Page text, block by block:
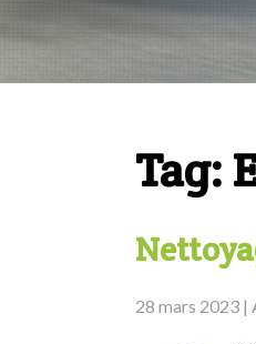
Tag:
28 mars 2023 |